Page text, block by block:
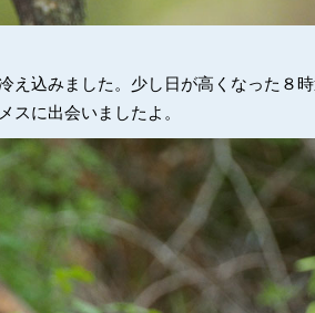
え込みました。少し日が高くなった８
スに出会いましたよ。